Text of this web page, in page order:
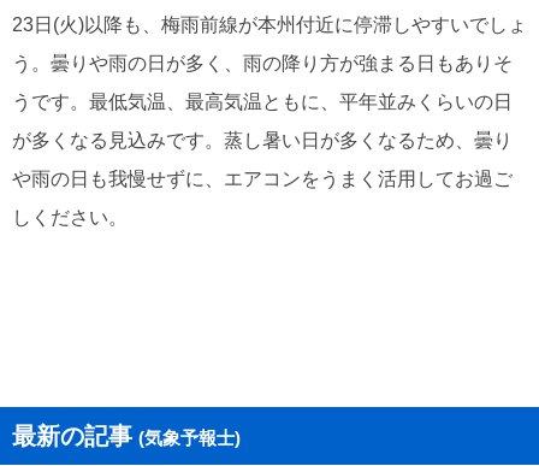
23日(火)以降も、梅雨前線が本州付近に停滞しやすいでしょ
う。曇りや雨の日が多く、雨の降り方が強まる日もありそ
うです。最低気温、最高気温ともに、平年並みくらいの日
が多くなる見込みです。蒸し暑い日が多くなるため、曇り
や雨の日も我慢せずに、エアコンをうまく活用してお過ご
しください。
最新の記事 (気象予報士)